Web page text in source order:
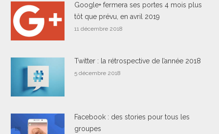
Google+ fermera ses portes 4 mois plus
tôt que prévu, en avril 2019
11 décembre 2018
Twitter : la rétrospective de l’année 2018
5 décembre 2018
Facebook : des stories pour tous les
groupes